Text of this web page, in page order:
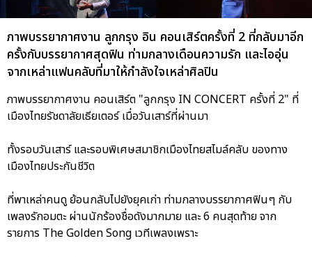
ภาพบรรยากาศงาน ลูกกรุง อิน คอนเสิร์ตครั้งที่ 2 ที่กลับมาอีก
ครั้งกับบรรยากาศสุดฟิน ท่ามกลางเดือนความรัก และไออุ่น
จากเหล่าแฟนคลับที่มาให้กำลังใจเหล่าศิลปิน
ภาพบรรยากาศงาน คอนเสิร์ต "ลูกกรุง IN CONCERT ครั้งที่ 2" ที่
เมืองไทยรัชดาลัยเธียเตอร์ เมื่อวันเสาร์ที่ผ่านมา
ทั้งรอบวันเสาร์ และรอบพิเศษสมาชิกเมืองไทยสไมล์คลับ ของทาง
เมืองไทยประกันชีวิต
ที่พาเหล่าคนดู ย้อนกลับไปยังยุคเก่า ท่ามกลางบรรยากาศฟินๆ กับ
เพลงรักอมตะ ผ่านนักร้องชื่อดังมากมาย และ 6 คนสุดท้าย จาก
รายการ The Golden Song เวทีเพลงเพราะ